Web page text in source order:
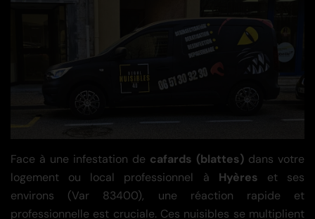
Face à une infestation de cafards (blattes) dans votre
logement ou local professionnel à Hyères et ses
environs (Var 83400), une réaction rapide et
professionnelle est cruciale. Ces nuisibles se multiplient